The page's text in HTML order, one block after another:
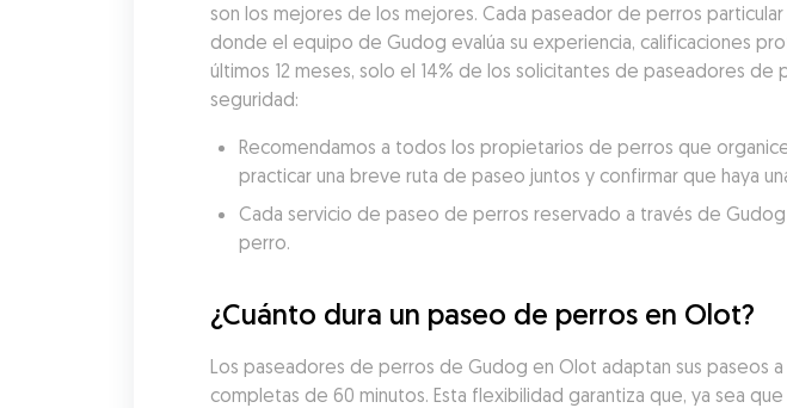
son los mejores de los mejores. Cada paseador de perros
donde el equipo de Gudog evalúa su experiencia, calificaciones
últimos 12 meses, solo el 14% de los solicitantes de paseadores
seguridad:
Recomendamos a todos los propietarios de perros que
practicar una breve ruta de paseo juntos y confirmar que haya
Cada servicio de paseo de perros reservado a través de
perro.
¿Cuánto dura un paseo de perros en Olot?
Los paseadores de perros de Gudog en Olot adaptan sus paseos
completas de 60 minutos. Esta flexibilidad garantiza que, ya sea